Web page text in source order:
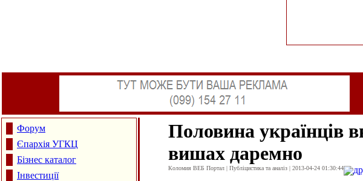
Форум
Єпархія УГКЦ
Бізнес каталог
Інвестиції
Половина українців
вишах даремно
Коломия ВЕБ Портал | Публіцистика та аналіз | 2013-04-24 01:30:44